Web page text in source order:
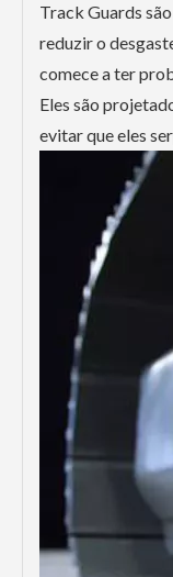
Track Guards
reduzir o
comece a ter
Eles são
evitar que eles